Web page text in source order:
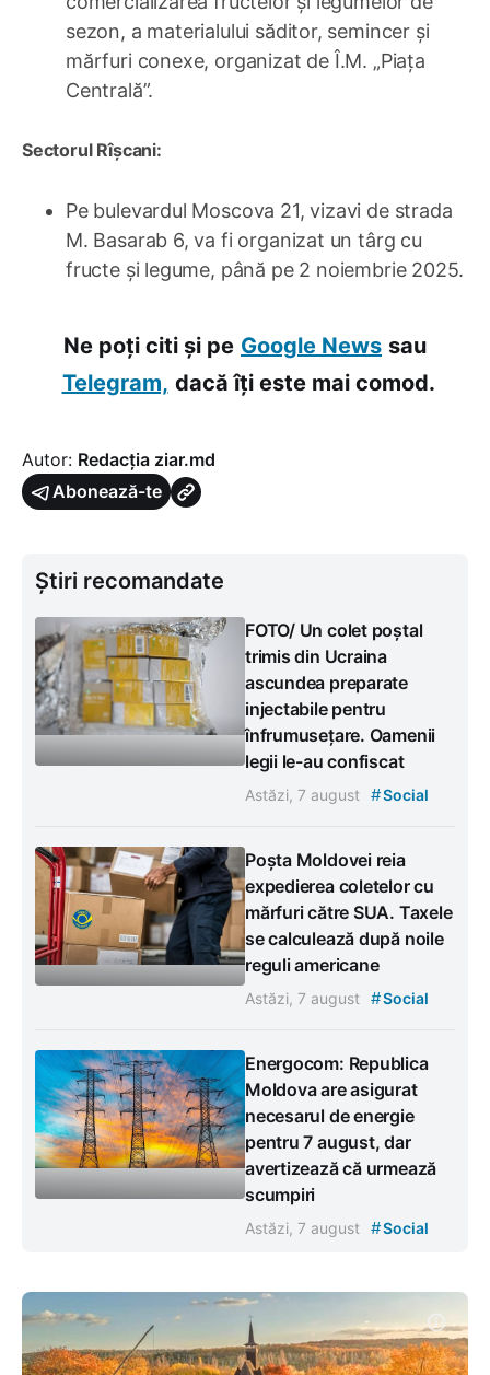
sezon, a materialului săditor, semincer și
mărfuri conexe, organizat de Î.M. „Piața
Centrală”.
Sectorul Rîșcani:
Pe bulevardul Moscova 21, vizavi de strada
M. Basarab 6, va fi organizat un târg cu
fructe și legume, până pe 2 noiembrie 2025.
Ne poți citi și pe Google News sau
Telegram, dacă îți este mai comod.
Autor: Redacția ziar.md
Abonează-te
Știri recomandate
FOTO/ Un colet poștal
trimis din Ucraina
ascundea preparate
injectabile pentru
înfrumusețare. Oamenii
legii le-au confiscat
Astăzi, 7 august #Social
Poșta Moldovei reia
expedierea coletelor cu
mărfuri către SUA. Taxele
se calculează după noile
reguli americane
Astăzi, 7 august #Social
Energocom: Republica
Moldova are asigurat
necesarul de energie
pentru 7 august, dar
avertizează că urmează
scumpiri
Astăzi, 7 august #Social